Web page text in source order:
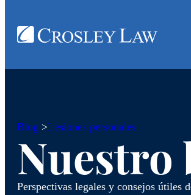
Blog >Lesiones personales
Nuestro
Perspectivas legales y consejos útiles